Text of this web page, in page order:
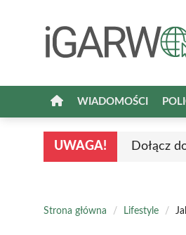
WIADOMOŚCI
UWAGA! Dołącz
Strona główna / Lifestyle /